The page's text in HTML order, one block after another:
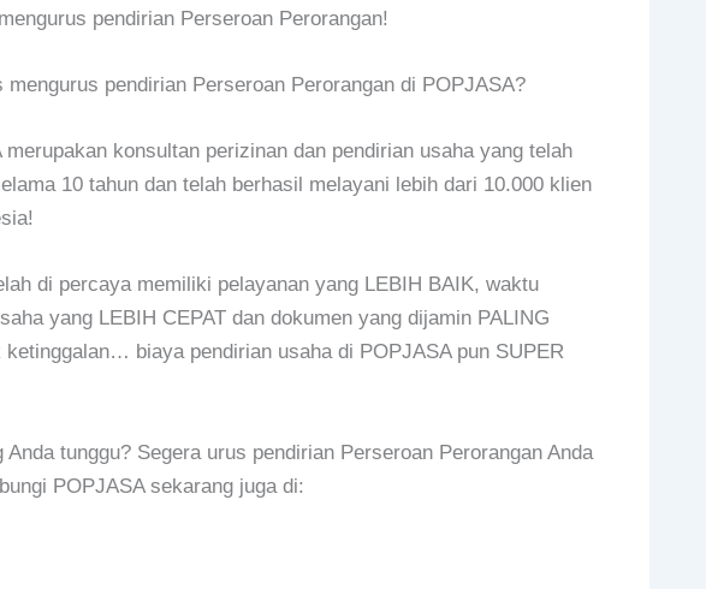
pendirian Perseroan Perorangan!
mengurus pendirian Perseroan Perorangan di POPJASA?
merupakan konsultan perizinan dan pendirian usaha yang telah
10 tahun dan telah berhasil melayani lebih dari 10.000 klien
di percaya memiliki pelayanan yang LEBIH BAIK, waktu
yang LEBIH CEPAT dan dokumen yang dijamin PALING
ketinggalan… biaya pendirian usaha di POPJASA pun SUPER
Anda tunggu? Segera urus pendirian Perseroan Perorangan Anda
POPJASA sekarang juga di: